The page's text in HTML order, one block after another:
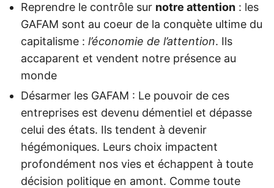
Reprendre le contrôle sur notre attention : les
GAFAM sont au coeur de la conquète ultime du
capitalisme : l’économie de l’attention. Ils
accaparent et vendent notre présence au
monde
Désarmer les GAFAM : Le pouvoir de ces
entreprises est devenu démentiel et dépasse
celui des états. Ils tendent à devenir
hégémoniques. Leurs choix impactent
profondément nos vies et échappent à toute
décision politique en amont. Comme toute